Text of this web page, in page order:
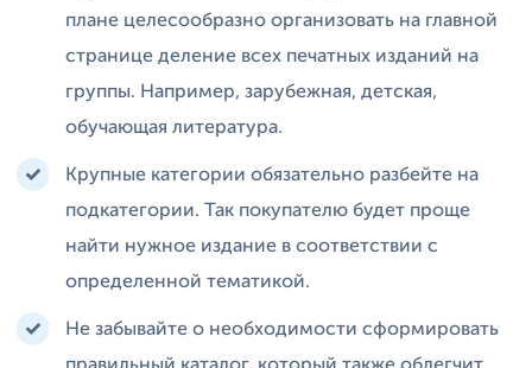
плане целесообразно организовать на главной
странице деление всех печатных изданий на
группы. Например, зарубежная, детская,
обучающая литература.
Крупные категории обязательно разбейте на
подкатегории. Так покупателю будет проще
найти нужное издание в соответствии с
определенной тематикой.
Не забывайте о необходимости сформировать